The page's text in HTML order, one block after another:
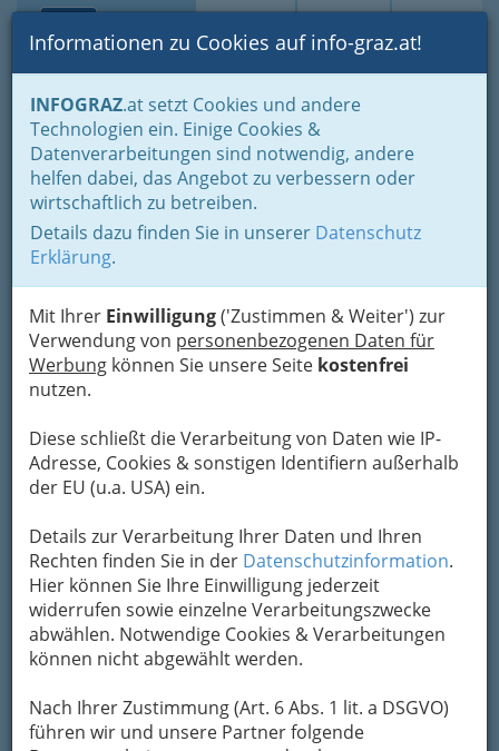
Suche Login Toggle
Informationen zu Cookies auf info-graz.at!
INFOGRAZ.at setzt Cookies und andere
Technologien ein. Einige Cookies &
Datenverarbeitungen sind notwendig, andere
helfen dabei, das Angebot zu verbessern oder
wirtschaftlich zu betreiben.
Details dazu finden Sie in unserer Datenschutz
Erklärung.
Mit Ihrer Einwilligung('Zustimmen & Weiter') zur
Verwendung von personenbezogenen Daten für
Werbung können Sie unsere Seite kostenfrei
nutzen.
Diese schließt die Verarbeitung von Daten wie IP-
Adresse, Cookies & sonstigen Identifiern außerhalb
der EU (u.a. USA) ein.
Details zur Verarbeitung Ihrer Daten und Ihren
Rechten finden Sie in der Datenschutzinformation.
Hier können Sie Ihre Einwilligung jederzeit
widerrufen sowie einzelne Verarbeitungszwecke
abwählen. Notwendige Cookies & Verarbeitungen
können nicht abgewählt werden.
Nach Ihrer Zustimmung (Art. 6 Abs. 1 lit. a DSGVO)
führen wir und unsere Partner folgende
Home Branchen
Gesundheit und Soziales
Fachärzte und Fachärztinnen
Orthopädie u. orthopäd. Chirurgie
Orthopädie u. orthopäd.
Chirurgie
Die Orthopädie (v. griech. ὀρϑός „aufrecht“ und
παιδεύειν „erziehen“) befasst sich mit der
Entstehung, Verhütung, Erkennung und
Behandlung angeborener oder erworbener
Formfehler oder Funktionsfehler des
Stützapparates und des
Bewegungsapparates
Gelenke, Muskeln und Sehnen, sowie mit der
Rehabilitation des Patienten.